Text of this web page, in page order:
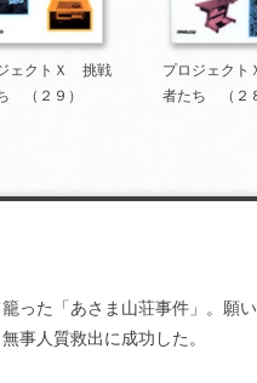
ェクトＸ 挑戦
（２９）
プロジェク
者たち （２
った「あさま山荘事件」。願
事人質救出に成功した。